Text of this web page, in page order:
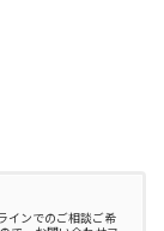
インでのご相談ご希